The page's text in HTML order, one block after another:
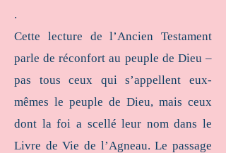
.
Cette lecture de l’Ancien Testament
parle de réconfort au peuple de Dieu –
pas tous ceux qui s’appellent eux-
mêmes le peuple de Dieu, mais ceux
dont la foi a scellé leur nom dans le
Livre de Vie de l’Agneau. Le passage